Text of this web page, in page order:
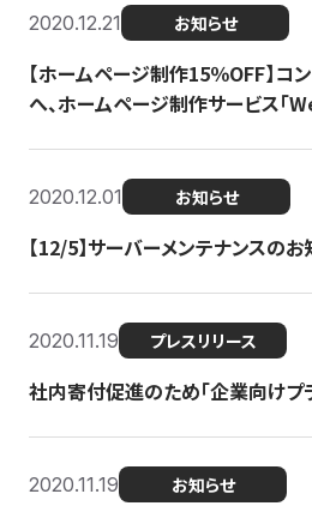
2020.12.21 お知らせ
【ホームページ制作15％OFF】コ
へ、ホームページ制作サービス「
2020.12.01 お知らせ
【12/5】サーバーメンテナンスのお
2020.11.19 プレスリリース
社内寄付促進のため「企業向けプ
2020.11.19 お知らせ